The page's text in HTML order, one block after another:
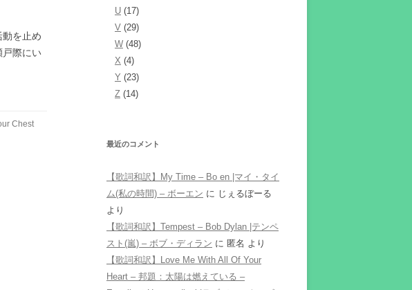
を止め
戸際にい
Chest
U (17)
V (29)
W (48)
X (4)
Y (23)
Z (14)
最近のコメント
【歌詞和訳】My Time – Bo en |マイ・タイ
ム(私の時間) – ボーエン に じぇるぼーる
より
【歌詞和訳】Tempest – Bob Dylan |テンペ
スト(嵐) – ボブ・ディラン に 匿名 より
【歌詞和訳】Love Me With All Of Your
Heart – 邦題：太陽は燃えている –